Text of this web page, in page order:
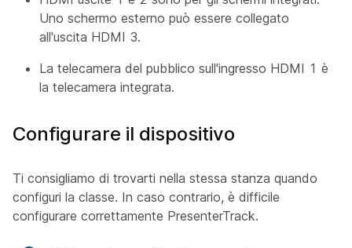
Uno schermo esterno può essere collegato
all'uscita HDMI 3.
La telecamera del pubblico sull'ingresso HDMI 1 è
la telecamera integrata.
Configurare il dispositivo
Ti consigliamo di trovarti nella stessa stanza quando
configuri la classe. In caso contrario, è difficile
configurare correttamente PresenterTrack.